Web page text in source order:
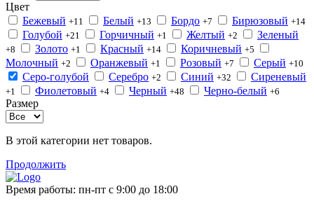
Цвет
Бежевый +11 Белый +13 Бордо +7 Бирюзовый +14
Голубой +21 Горчичный +1 Желтый +2 Зеленый
+8 Золото +1 Красный +14 Коричневый +5
Молочный +2 Оранжевый +1 Розовый +7 Серый +10
Серо-голубой Серебро +2 Синий +32 Сиреневый
+1 Фиолетовый +4 Черный +48 Черно-белый +6
Размер
В этой категории нет товаров.
Продолжить
Время работы: пн-пт с 9:00 до 18:00